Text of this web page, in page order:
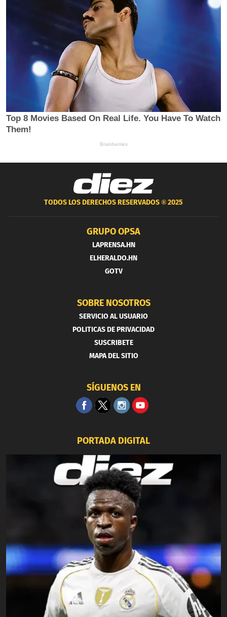
TODOS LOS DERECHOS RESERVADOS ®2025
GRUPO OPSA
LAPRENSA.HN
ELHERALDO.HN
GOTV
SOBRE NOSOTROS
SERVICIO AL USUARIO
POLITICAS DE PRIVACIDAD
SUSCRIBETE
MAPA DEL SITIO
SÍGUENOS EN
PORTADA DIGITAL